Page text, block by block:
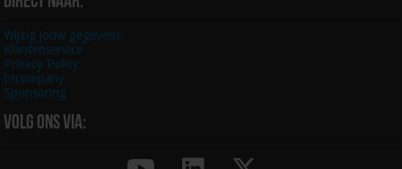
Wijzig jouw gegevens
Klantenservice
Privacy Policy
Incompany
Sponsoring
Volg ons via: